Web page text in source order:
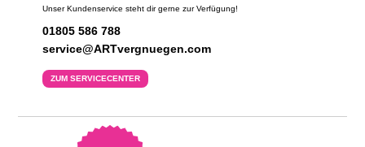
Unser Kundenservice steht dir gerne zur Verfügung!
01805 586 788
service@ARTvergnuegen.com
ZUM SERVICECENTER